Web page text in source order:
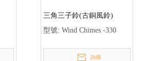
三角三子鈴(古銅風鈴)
型號: Wind Chimes -330
詢價